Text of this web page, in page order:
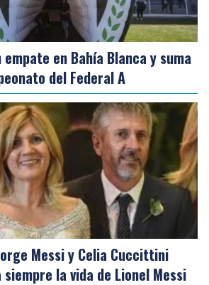
en Bahía Blanca y suma
del Federal A
Messi y Celia Cuccittini
la vida de Lionel Messi